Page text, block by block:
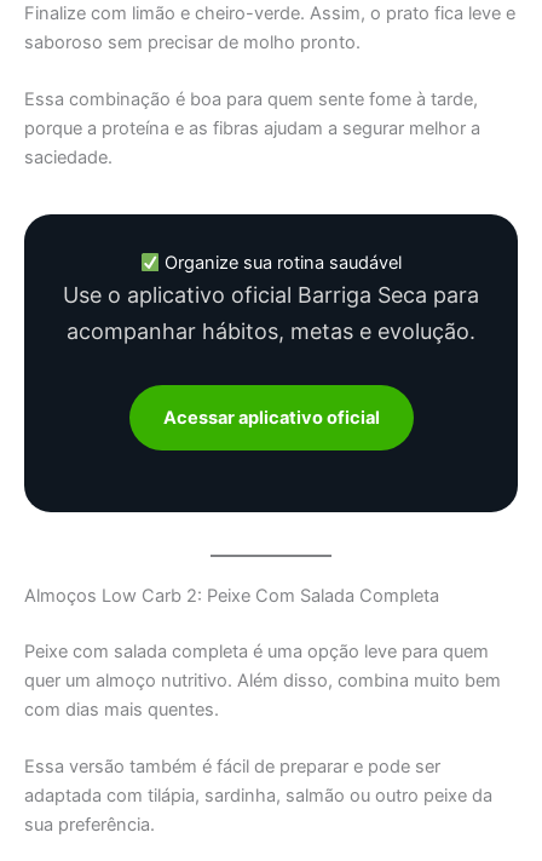
Finalize com limão e cheiro-verde. Assim, o prato fica leve e
saboroso sem precisar de molho pronto.
Essa combinação é boa para quem sente fome à tarde,
porque a proteína e as fibras ajudam a segurar melhor a
saciedade.
Organize sua rotina saudável
Use o aplicativo oficial Barriga Seca para
acompanhar hábitos, metas e evolução.
Acessar aplicativo oficial
Almoços Low Carb 2: Peixe Com Salada Completa
Peixe com salada completa é uma opção leve para quem
quer um almoço nutritivo. Além disso, combina muito bem
com dias mais quentes.
Essa versão também é fácil de preparar e pode ser
adaptada com tilápia, sardinha, salmão ou outro peixe da
sua preferência.